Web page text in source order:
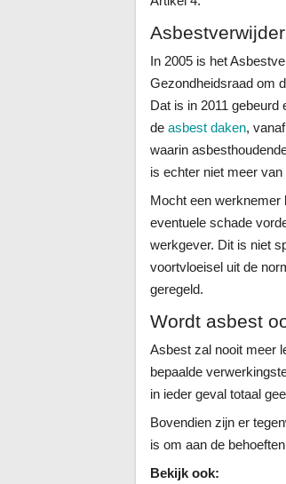
In 2005 is het
Gezondheidsraad om
Dat is in 2011 gebeurd
de asbest daken,
waarin
is echter niet meer
Mocht een werknemer
eventuele schade
werkgever. Dit is niet
voortvloeisel uit de
geregeld.
Wordt asbest
Asbest zal nooit meer
bepaalde
in ieder geval totaal
Bovendien zijn er
is om aan de
Bekijk ook: